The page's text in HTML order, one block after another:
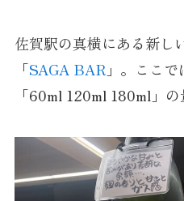
佐賀駅の真横にある新し
「SAGA BAR」。ここで
「60ml 120ml 180ml」の